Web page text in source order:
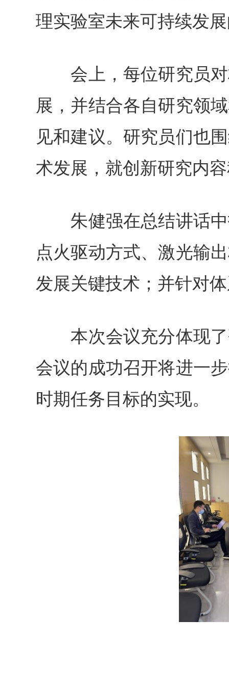
理实验室未来可持续发
会上，每位研究员对
展，并结合各自研究领
见和建议。研究员们也
术发展，就创新研究内
朱健强在总结讲话中
点火驱动方式、激光输
发展关键技术；并针对
本次会议充分体现了
会议的成功召开将进一
时期任务目标的实现。